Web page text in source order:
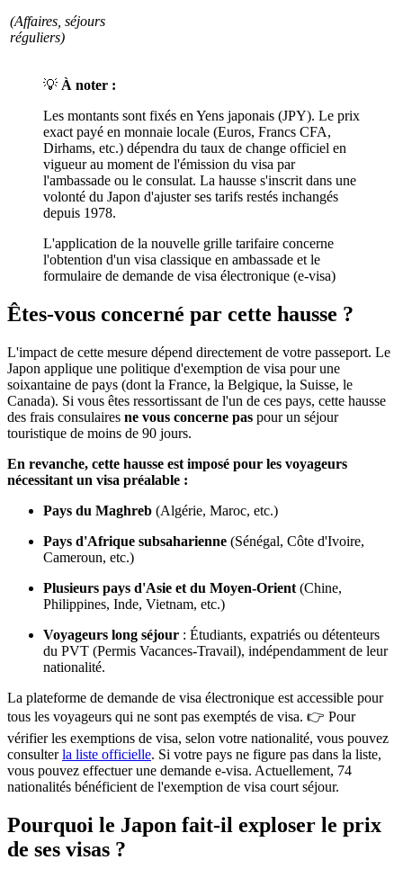
(Affaires, séjours
réguliers)
💡 À noter :
Les montants sont fixés en Yens japonais (JPY). Le prix
exact payé en monnaie locale (Euros, Francs CFA,
Dirhams, etc.) dépendra du taux de change officiel en
vigueur au moment de l'émission du visa par
l'ambassade ou le consulat. La hausse s'inscrit dans une
volonté du Japon d'ajuster ses tarifs restés inchangés
depuis 1978.
L'application de la nouvelle grille tarifaire concerne
l'obtention d'un visa classique en ambassade et le
formulaire de demande de visa électronique (e-visa)
Êtes-vous concerné par cette hausse ?
L'impact de cette mesure dépend directement de votre passeport. Le
Japon applique une politique d'exemption de visa pour une
soixantaine de pays (dont la France, la Belgique, la Suisse, le
Canada). Si vous êtes ressortissant de l'un de ces pays, cette hausse
des frais consulaires ne vous concerne pas pour un séjour
touristique de moins de 90 jours.
En revanche, cette hausse est imposé pour les voyageurs
nécessitant un visa préalable :
Pays du Maghreb (Algérie, Maroc, etc.)
Pays d'Afrique subsaharienne (Sénégal, Côte d'Ivoire,
Cameroun, etc.)
Plusieurs pays d'Asie et du Moyen-Orient (Chine,
Philippines, Inde, Vietnam, etc.)
Voyageurs long séjour : Étudiants, expatriés ou détenteurs
du PVT (Permis Vacances-Travail), indépendamment de leur
nationalité.
La plateforme de demande de visa électronique est accessible pour
tous les voyageurs qui ne sont pas exemptés de visa. 👉 Pour
vérifier les exemptions de visa, selon votre nationalité, vous pouvez
consulterla liste officielle. Si votre pays ne figure pas dans la liste,
vous pouvez effectuer une demande e-visa. Actuellement, 74
nationalités bénéficient de l'exemption de visa court séjour.
Pourquoi le Japon fait-il exploser le prix
de ses visas ?